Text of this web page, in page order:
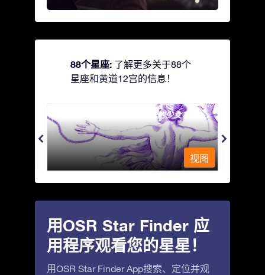
88个星座: 了解更多关于88个
星座和黄道12宫的信息！
Andromeda - 被铁链锁着的少女
视图
用OSR Star Finder 应
用程序观看您的星星！
用OSR Star Finder App搜索、定位并观